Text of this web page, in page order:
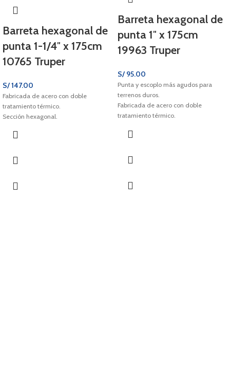
Barreta hexagonal de
punta 1-1/4″ x 175cm
10765 Truper
S/147.00
Fabricada de acero con doble
tratamiento térmico.
Sección hexagonal.
Barreta hexagonal de
punta 1″ x 175cm
19963 Truper
S/ 95.00
Punta y escoplo más agudos para
terrenos duros.
Fabricada de acero con doble
tratamiento térmico.
Uso pesado